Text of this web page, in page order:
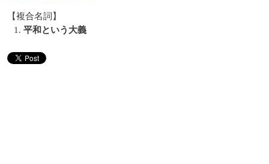
【複合名詞】
1. 平和という大義